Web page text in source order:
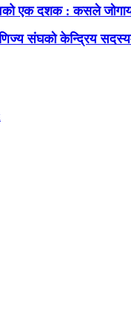
एक दशक : कसले
संघको केन्द्रिय